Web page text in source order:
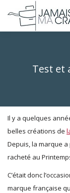
Test et
Il y a quelques
belles créations de
Depuis, la marque
racheté au
C’était donc
marque française